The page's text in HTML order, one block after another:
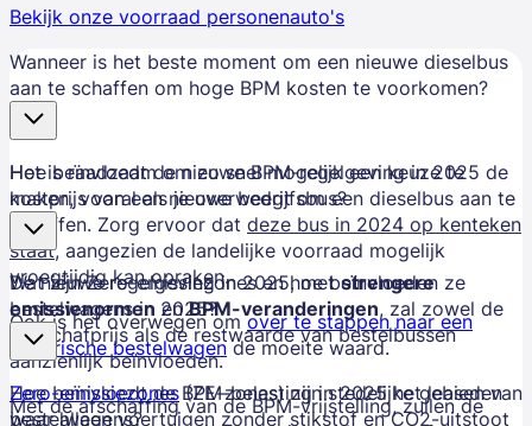
Bekijk onze voorraad personenauto's
Wanneer is het beste moment om een nieuwe dieselbus
aan te schaffen om hoge BPM kosten te voorkomen?
Het is raadzaam om zo snel mogelijk een keuze te
maken, vooral als je overweegt om een dieselbus aan te
schaffen. Zorg ervoor dat deze bus in 2024 op kenteken
staat, aangezien de landelijke voorraad mogelijk
vroegtijdig kan opraken.
Ook is het overwegen omover te stappen naar een
elektrische bestelwagende moeite waard.
Hoe beïnvloedt de nieuwe BPM-regelgeving in 2025 de
kostprijs van een nieuwe bedrijfsbus?
De nieuwe regelgeving in 2025, metstrengere
emissienormen enBPM-veranderingen, zal zowel de
aanschafprijs als de restwaarde van bestelbussen
aanzienlijk beïnvloeden.
Met de afschaffing van de BPM-vrijstelling, zullen de
Wat zijn Zero-emissiezones en hoe beïnvloeden ze
bestelwagens in 2025?
Zero-emissiezones(ZE-zones) zijn stedelijke gebieden
waar alleen voertuigen zonder stikstof en CO2-uitstoot
Hoe beïnvloedt de BPM-belasting in 2025 het leasen van
bestelwagens?